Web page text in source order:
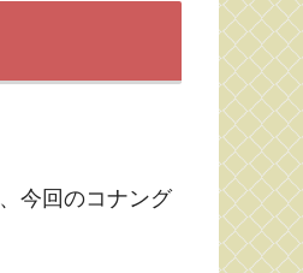
今回のコナング